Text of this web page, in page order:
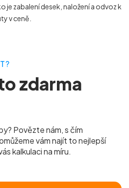
je zabalení desek, naložení a odvoz k
v ceně.
zdarma
Povězte nám, s čím
vám najít to nejlepší
kalkulaci na míru.